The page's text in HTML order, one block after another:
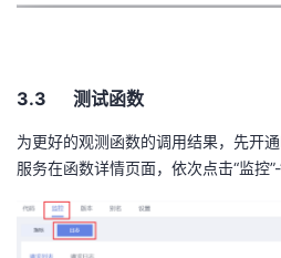
3.3 测试函数
为更好的观测函数的调用结果，先开通
服务在函数详情页面，依次点击“监控”-